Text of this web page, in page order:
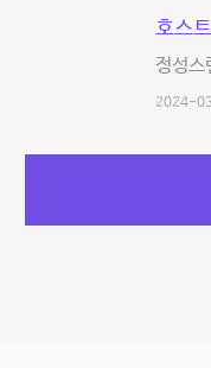
호스
정성스
2024-